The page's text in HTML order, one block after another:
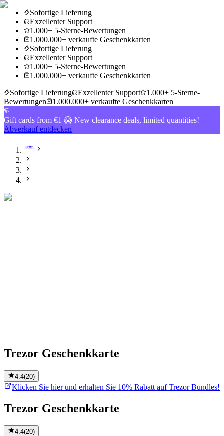
Sofortige Lieferung
Exzellenter Support
1.000+ 5-Sterne-Bewertungen
1.000.000+ verkaufte Geschenkkarten
Sofortige Lieferung
Exzellenter Support
1.000+ 5-Sterne-Bewertungen
1.000.000+ verkaufte Geschenkkarten
Sofortige Lieferung
Exzellenter Support
1.000+ 5-Sterne-
Bewertungen
1.000.000+ verkaufte Geschenkkarten
Gift cards from €1 😱 New clearance deals, limited quantities!
Abverkauf entdecken
Trezor Geschenkkarte
4.4(20)
Klicken Sie hier und erhalten Sie 10% Rabatt auf Trezor Bundles!
Trezor Geschenkkarte
4.4(20)